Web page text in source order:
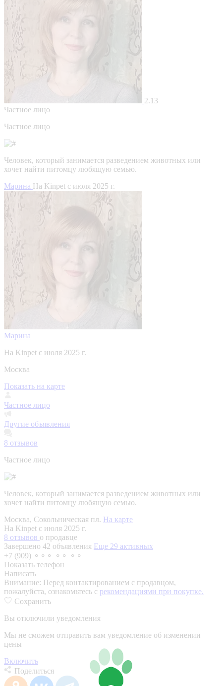
2.13
Частное лицо
Частное лицо
Человек, который занимается разведением животных или
хочет найти питомцу любящую семью.
Марина На Kinpet c июля 2025 г.
Марина
На Kinpet c июля 2025 г.
Москва
Показать на карте
Частное лицо
Другие объявления
8 отзывов
Частное лицо
Человек, который занимается разведением животных или
хочет найти питомцу любящую семью.
Москва, Сокольническая пл. На карте
На Kinpet c июля 2025 г.
8 отзывов о продавце
Завершено 42 объявления Еще 29 активных
+7 (909) ⚬⚬⚬ ⚬⚬ ⚬⚬
Показать телефон
Написать
Внимание: Перед контактированием с продавцом,
пожалуйста, ознакомьтесь с рекомендациями при покупке.
Сохранить
Вы отключили уведомления
Мы не сможем отправить вам уведомление об изменении
цены
Включить
Поделиться